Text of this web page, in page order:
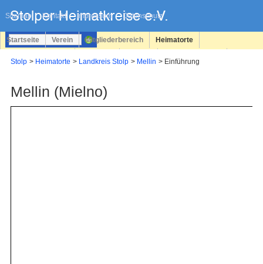
Sitemap Kontakt Impressum Datenschutz
überspringen
Startseite Verein Mitgliederbereich Heimatorte
Stolp Heimatorte Landkreis Stolp Mellin Einführung
Mellin (Mielno)